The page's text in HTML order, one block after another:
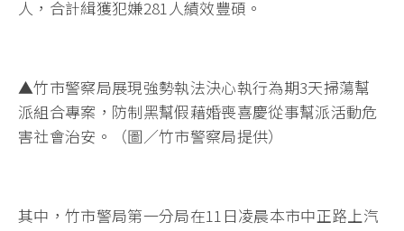
人，合計緝獲犯嫌281人績效豐碩。
▲竹市警察局展現強勢執法決心執行為期3天掃蕩幫
派組合專案，防制黑幫假藉婚喪喜慶從事幫派活動危
害社會治安。（圖／竹市警察局提供）
其中，竹市警局第一分局在11日凌晨本市中正路上汽